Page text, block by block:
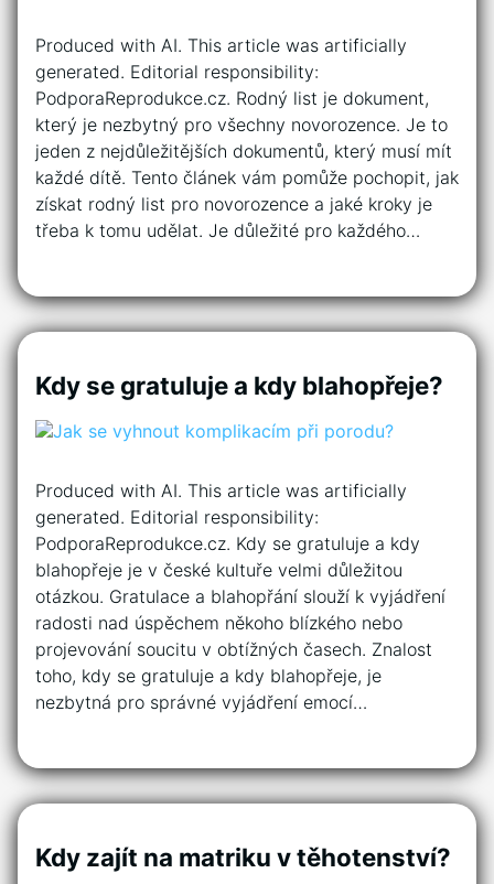
Produced with AI. This article was artificially
generated. Editorial responsibility:
PodporaReprodukce.cz. Rodný list je dokument,
který je nezbytný pro všechny novorozence. Je to
jeden z nejdůležitějších dokumentů, který musí mít
každé dítě. Tento článek vám pomůže pochopit, jak
získat rodný list pro novorozence a jaké kroky je
třeba k tomu udělat. Je důležité pro každého…
Kdy se gratuluje a kdy blahopřeje?
Produced with AI. This article was artificially
generated. Editorial responsibility:
PodporaReprodukce.cz. Kdy se gratuluje a kdy
blahopřeje je v české kultuře velmi důležitou
otázkou. Gratulace a blahopřání slouží k vyjádření
radosti nad úspěchem někoho blízkého nebo
projevování soucitu v obtížných časech. Znalost
toho, kdy se gratuluje a kdy blahopřeje, je
nezbytná pro správné vyjádření emocí…
Kdy zajít na matriku v těhotenství?